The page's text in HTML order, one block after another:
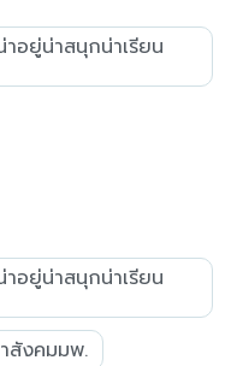
าอยู่น่าสนุกน่าเรียน
าอยู่น่าสนุกน่าเรียน
งคมมพ.